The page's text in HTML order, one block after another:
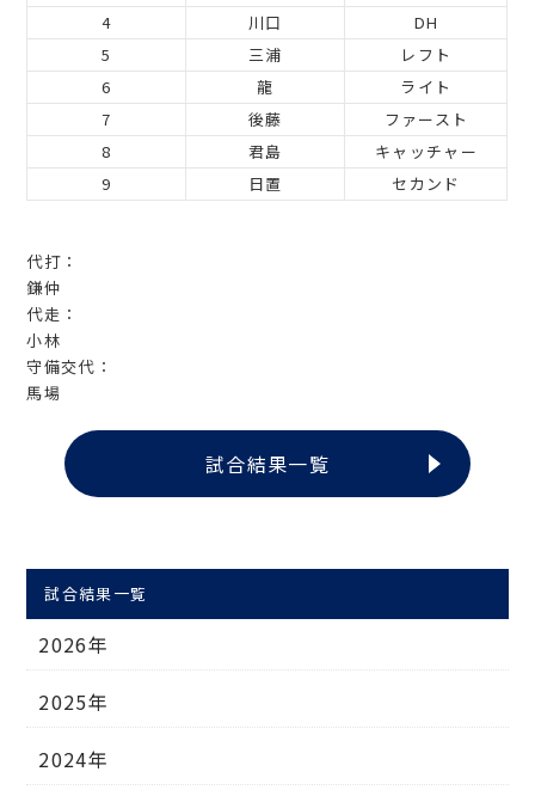
4
川口
DH
5
三浦
レフト
6
龍
ライト
7
後藤
ファースト
8
君島
キャッチャー
9
日置 セカンド
代打：
鎌仲
代走：
小林
守備交代：
馬場
試合結果一覧
試合結果一覧
2026年
2025年
2024年